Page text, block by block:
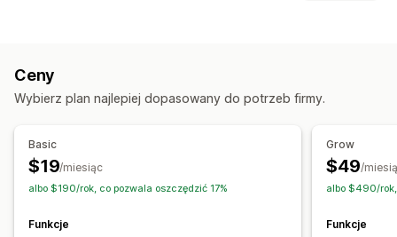
Wielojęzyczne
Blokowanie stron
Ceny
Wybierz plan najlepiej dopasowany do potrzeb firmy.
Basic
$19/miesiąc
albo $190/rok, co pozwala oszczędzić 17%
Funkcje
Grow
$49/
albo $490/
Funkcje